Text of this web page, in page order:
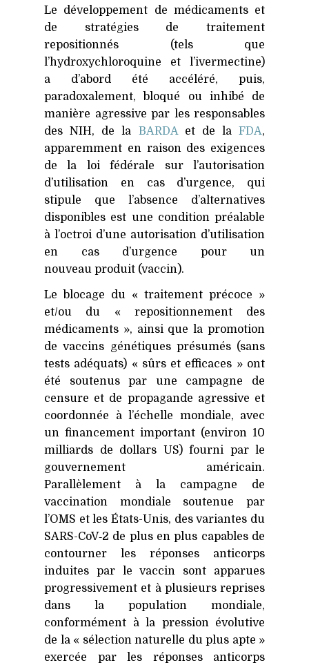
Le développement de médicaments et
de stratégies de traitement
repositionnés (tels que
l’hydroxychloroquine et l’ivermectine)
a d’abord été accéléré, puis,
paradoxalement, bloqué ou inhibé de
manière agressive par les responsables
desNIH, de la BARDAet de la FDA,
apparemment en raison des exigences
de la loi fédérale sur l’autorisation
d’utilisation en cas d’urgence, qui
stipule que l’absence d’alternatives
disponibles est une condition préalable
à l’octroi d’une autorisation d’utilisation
en cas d’urgence pour un
nouveau produit (vaccin).
Le blocage du « traitement précoce »
et/ou du « repositionnement des
médicaments », ainsi que la promotion
de vaccins génétiques présumés (sans
tests adéquats) « sûrs et efficaces » ont
été soutenus par une campagne de
censure et de propagande agressive et
coordonnée à l’échelle mondiale, avec
un financement important (environ 10
milliards de dollars
US) fourni par le
gouvernement américain.
Parallèlement à la campagne de
vaccination mondiale soutenue par
l’OMS et les États-Unis, des variantes du
SARS-CoV‑2 de plus en plus capables de
contourner les réponses anticorps
induites par le vaccin sont apparues
progressivement et à plusieurs reprises
dans la population mondiale,
conformément à la pression évolutive
de la « sélection naturelle du plus apte »
exercée par les réponses anticorps